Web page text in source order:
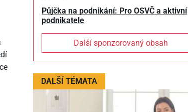
Půjčka na podnikání: Pro OSVČ a aktivní
podnikatele
Další sponzorovaný obsah
DALŠÍ TÉMATA